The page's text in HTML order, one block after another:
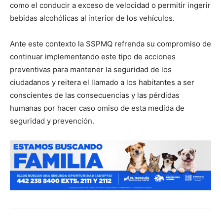
como el conducir a exceso de velocidad o permitir ingerir
bebidas alcohólicas al interior de los vehículos.
Ante este contexto la SSPMQ refrenda su compromiso de
continuar implementando este tipo de acciones
preventivas para mantener la seguridad de los
ciudadanos y reitera el llamado a los habitantes a ser
conscientes de las consecuencias y las pérdidas
humanas por hacer caso omiso de esta medida de
seguridad y prevención.